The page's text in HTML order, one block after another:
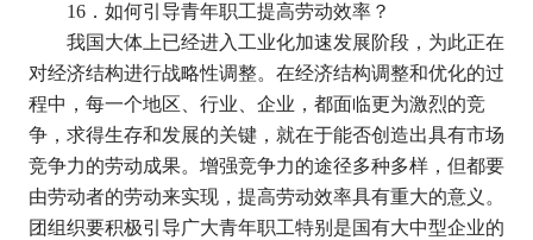
16．如何引导青年职工提高劳动效率？
我国大体上已经进入工业化加速发展阶段，为此正在
对经济结构进行战略性调整。在经济结构调整和优化的过
程中，每一个地区、行业、企业，都面临更为激烈的竞
争，求得生存和发展的关键，就在于能否创造出具有市场
竞争力的劳动成果。增强竞争力的途径多种多样，但都要
由劳动者的劳动来实现，提高劳动效率具有重大的意义。
团组织要积极引导广大青年职工特别是国有大中型企业的